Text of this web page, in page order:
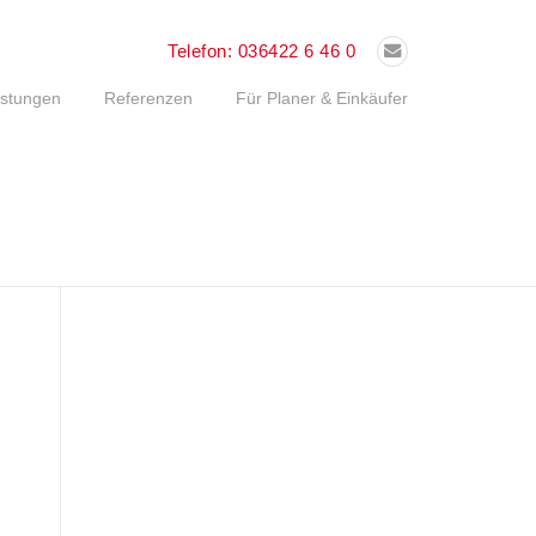
Telefon: 036422 6 46 0
Referenzen Für Planer & Einkäufer